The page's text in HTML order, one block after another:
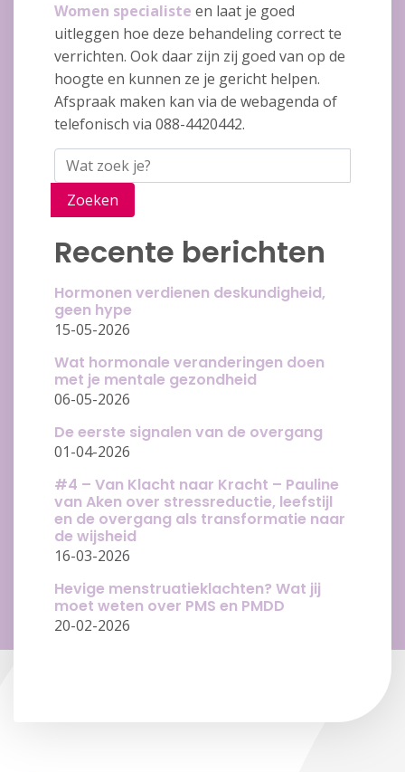
Women specialiste en laat je goed
uitleggen hoe deze behandeling correct te
verrichten. Ook daar zijn zij goed van op de
hoogte en kunnen ze je gericht helpen.
Afspraak maken kan via de webagenda of
telefonisch via 088-4420442.
Zoeken
Recente berichten
Hormonen verdienen deskundigheid,
geen hype
15-05-2026
Wat hormonale veranderingen doen
met je mentale gezondheid
06-05-2026
De eerste signalen van de overgang
01-04-2026
#4 – Van Klacht naar Kracht – Pauline
van Aken over stressreductie, leefstijl
en de overgang als transformatie naar
de wijsheid
16-03-2026
Hevige menstruatieklachten? Wat jij
moet weten over PMS en PMDD
20-02-2026